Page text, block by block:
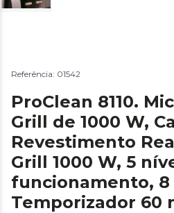
Referência: 01542
ProClean 8110.
Grill de 1000 W,
Revestimento
Grill 1000 W, 5
funcionamento, 8
Temporizador 60